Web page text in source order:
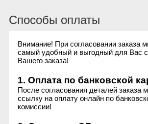
Способы оплаты
Внимание! При согласовании заказа
самый удобный и выгодный для Вас
Вашего заказа!
1. Оплата по банковской
После согласования деталей
ссылку на оплату онлайн по
комиссии!